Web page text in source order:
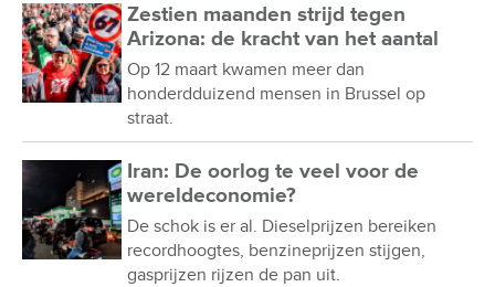
Zestien maanden strijd tegen
Arizona: de kracht van het aantal
Op 12 maart kwamen meer dan
honderdduizend mensen in Brussel op
straat.
Iran: De oorlog te veel voor de
wereldeconomie?
De schok is er al. Dieselprijzen bereiken
recordhoogtes, benzineprijzen stijgen,
gasprijzen rijzen de pan uit.